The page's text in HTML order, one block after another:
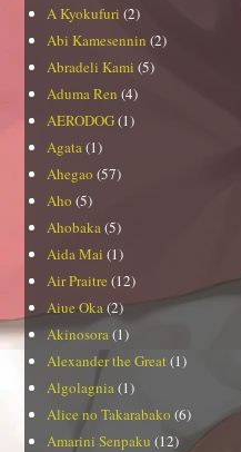
A Kyokufuri (2)
Abi Kamesennin (2)
Abradeli Kami (5)
Aduma Ren (4)
AERODOG(1)
Agata (1)
Ahegao (57)
Aho (5)
Ahobaka (5)
Aida Mai (1)
Air Praitre (12)
Aiue Oka (2)
Akinosora (1)
Alexander the Great (1)
Algolagnia (1)
Alice no Takarabako (6)
Amarini Senpaku (12)